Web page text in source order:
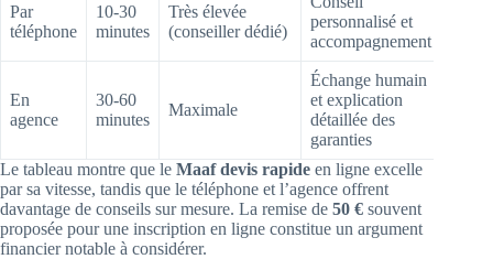
Par
téléphone
10-30
minutes
Très élevée
(conseiller dédié)
personnalisé et
accompagnement
En
agence
30-60
minutes
Maximale
Échange humain
et explication
détaillée des
garanties
Le tableau montre que le Maaf devis rapide en ligne excelle
par sa vitesse, tandis que le téléphone et l’agence offrent
davantage de conseils sur mesure. La remise de 50 € souvent
proposée pour une inscription en ligne constitue un argument
financier notable à considérer.